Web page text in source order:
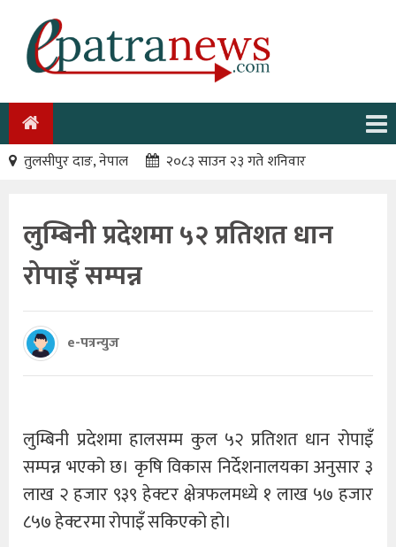
तुलसीपुर दाङ, नेपाल २०८३ साउन २३ गते शनिवार
लुम्बिनी प्रदेशमा ५२ प्रतिशत धान
रोपाइँ सम्पन्न
e-पत्रन्युज
लुम्बिनी प्रदेशमा हालसम्म कुल ५२ प्रतिशत धान रोपाइँ
सम्पन्न भएको छ। कृषि विकास निर्देशनालयका अनुसार ३
लाख २ हजार ९३९ हेक्टर क्षेत्रफलमध्ये १ लाख ५७ हजार
८५७ हेक्टरमा रोपाइँ सकिएको हो।